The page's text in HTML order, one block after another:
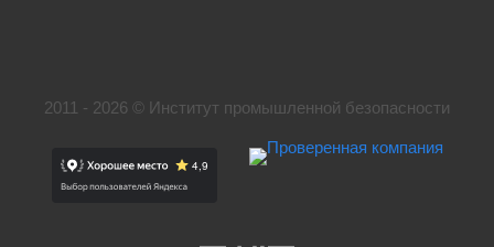
2011 - 2026 © Институт промышленной безопасности